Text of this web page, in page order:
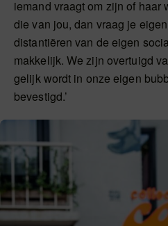
iemand vraagt om zijn of haar
die van jou, dan vraag je
distantiëren van de eigen
makkelijk. We zijn overtuigd
gelijk wordt in onze eigen
bevestigd.’